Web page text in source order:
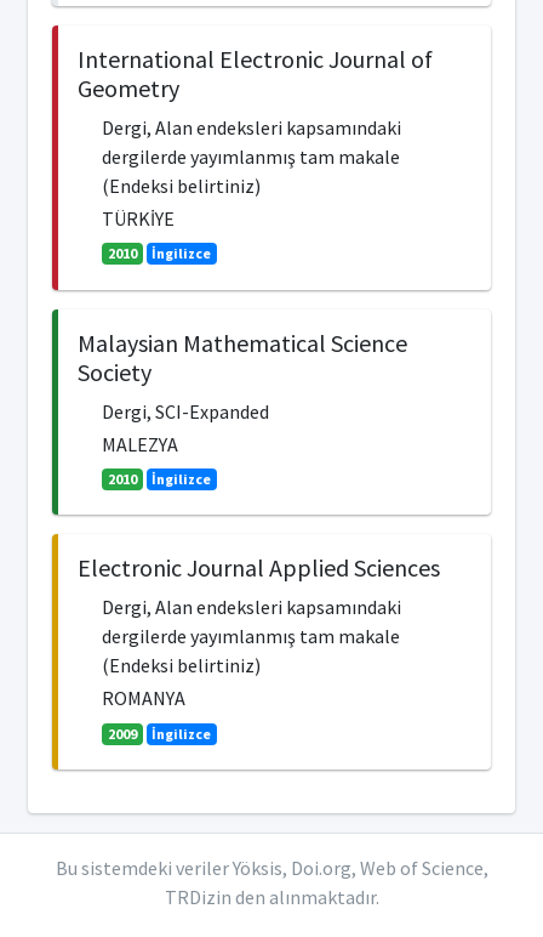
International Electronic Journal of
Geometry
Dergi, Alan endeksleri kapsamındaki
dergilerde yayımlanmış tam makale
(Endeksi belirtiniz)
TÜRKİYE
2010 İngilizce
Malaysian Mathematical Science
Society
Dergi, SCI-Expanded
MALEZYA
2010 İngilizce
Electronic Journal Applied Sciences
Dergi, Alan endeksleri kapsamındaki
dergilerde yayımlanmış tam makale
(Endeksi belirtiniz)
ROMANYA
2009 İngilizce
Bu sistemdeki veriler Yöksis, Doi.org, Web of Science,
TRDizin den alınmaktadır.